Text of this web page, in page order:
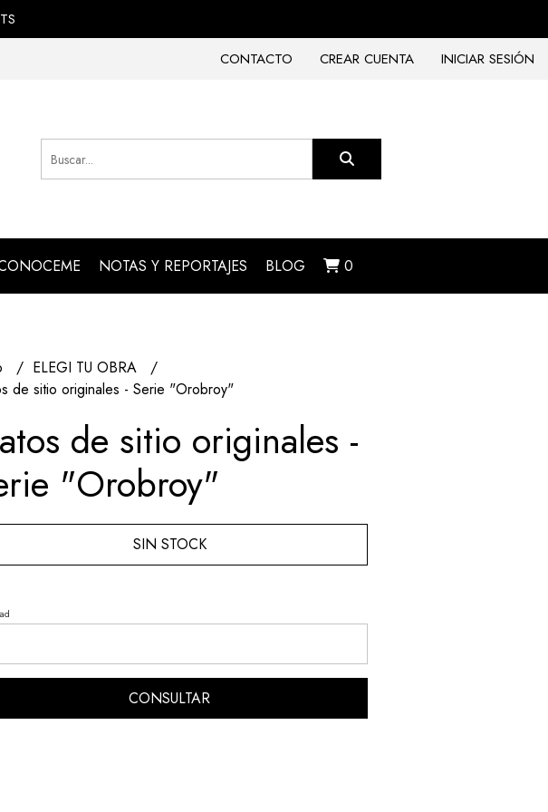
CONTACTO
CREAR CUENTA INICIAR SESIÓN
NOTAS Y REPORTAJES BLOG 0
ELEGI TU OBRA
de sitio originales - Serie "Orobroy"
de sitio originales -
"Orobroy"
SIN STOCK
CONSULTAR